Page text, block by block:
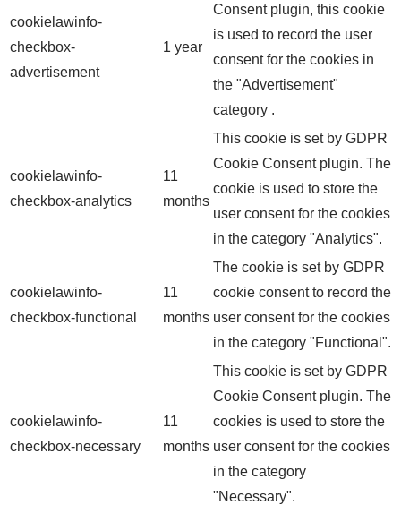
cookielawinfo-
checkbox-
advertisement
1 year
Consent plugin, this cookie
is used to record the user
consent for the cookies in
the "Advertisement"
category .
cookielawinfo-
checkbox-analytics
11
months
This cookie is set by GDPR
Cookie Consent plugin. The
cookie is used to store the
user consent for the cookies
in the category "Analytics".
cookielawinfo-
checkbox-functional
11
months
The cookie is set by GDPR
cookie consent to record the
user consent for the cookies
in the category "Functional".
cookielawinfo-
checkbox-necessary
11
months
This cookie is set by GDPR
Cookie Consent plugin. The
cookies is used to store the
user consent for the cookies
in the category
"Necessary".